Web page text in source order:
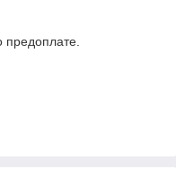
предоплате.